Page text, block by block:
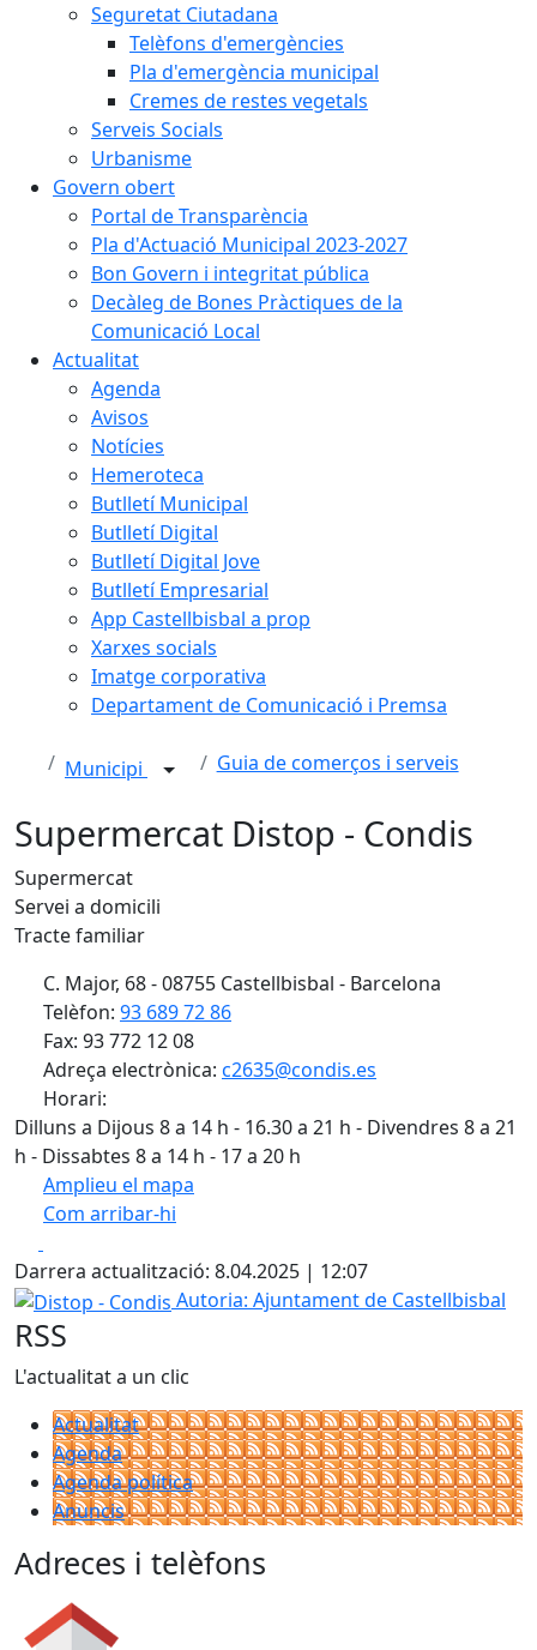
Seguretat Ciutadana
Telèfons d'emergències
Pla d'emergència municipal
Cremes de restes vegetals
Serveis Socials
Urbanisme
Govern obert
Portal de Transparència
Pla d'Actuació Municipal 2023-2027
Bon Govern i integritat pública
Decàleg de Bones Pràctiques de la
Comunicació Local
Actualitat
Agenda
Avisos
Notícies
Hemeroteca
Butlletí Municipal
Butlletí Digital
Butlletí Digital Jove
Butlletí Empresarial
App Castellbisbal a prop
Xarxes socials
Imatge corporativa
Departament de Comunicació i Premsa
Municipi Guia de comerços i serveis
Supermercat Distop - Condis
Supermercat
Servei a domicili
Tracte familiar
C. Major, 68 - 08755 Castellbisbal - Barcelona
Telèfon: 93 689 72 86
Fax: 93 772 12 08
Adreça electrònica: c2635@condis.es
Horari:
Dilluns a Dijous 8 a 14 h - 16.30 a 21 h - Divendres 8 a 21
h - Dissabtes 8 a 14 h - 17 a 20 h
Amplieu el mapa
Com arribar-hi
+
−
Darrera actualització: 8.04.2025 | 12:07
Distop - Condis
Autoria: Ajuntament de Castellbisbal
RSS
L'actualitat a un clic
Actualitat
Agenda
Agenda política
Anuncis
Adreces i telèfons